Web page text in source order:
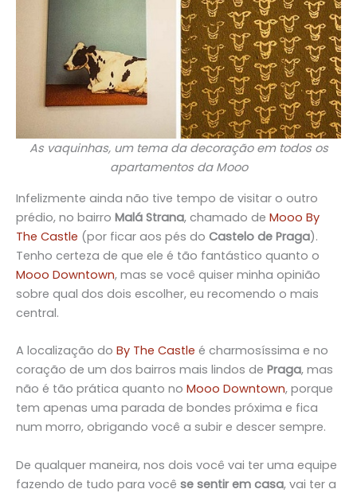
As vaquinhas, um tema da decoração em todos os
apartamentos da Mooo
Infelizmente ainda não tive tempo de visitar o outro
prédio, no bairro Malá Strana, chamado de Mooo By
The Castle (por ficar aos pés do Castelo de Praga).
Tenho certeza de que ele é tão fantástico quanto o
Mooo Downtown, mas se você quiser minha opinião
sobre qual dos dois escolher, eu recomendo o mais
central.
A localização do By The Castle é charmosíssima e no
coração de um dos bairros mais lindos de Praga, mas
não é tão prática quanto no Mooo Downtown, porque
tem apenas uma parada de bondes próxima e fica
num morro, obrigando você a subir e descer sempre.
De qualquer maneira, nos dois você vai ter uma equipe
fazendo de tudo para você se sentir em casa, vai ter a